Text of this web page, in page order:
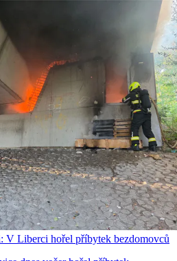
V Liberci hořel příbytek bezdomovců